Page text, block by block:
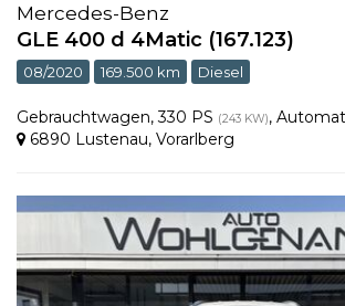
Mercedes-Benz
GLE 400 d 4Matic (167.123)
08/2020 169.500 km Diesel
Gebrauchtwagen,330 PS (243 KW),
6890 Lustenau, Vorarlberg